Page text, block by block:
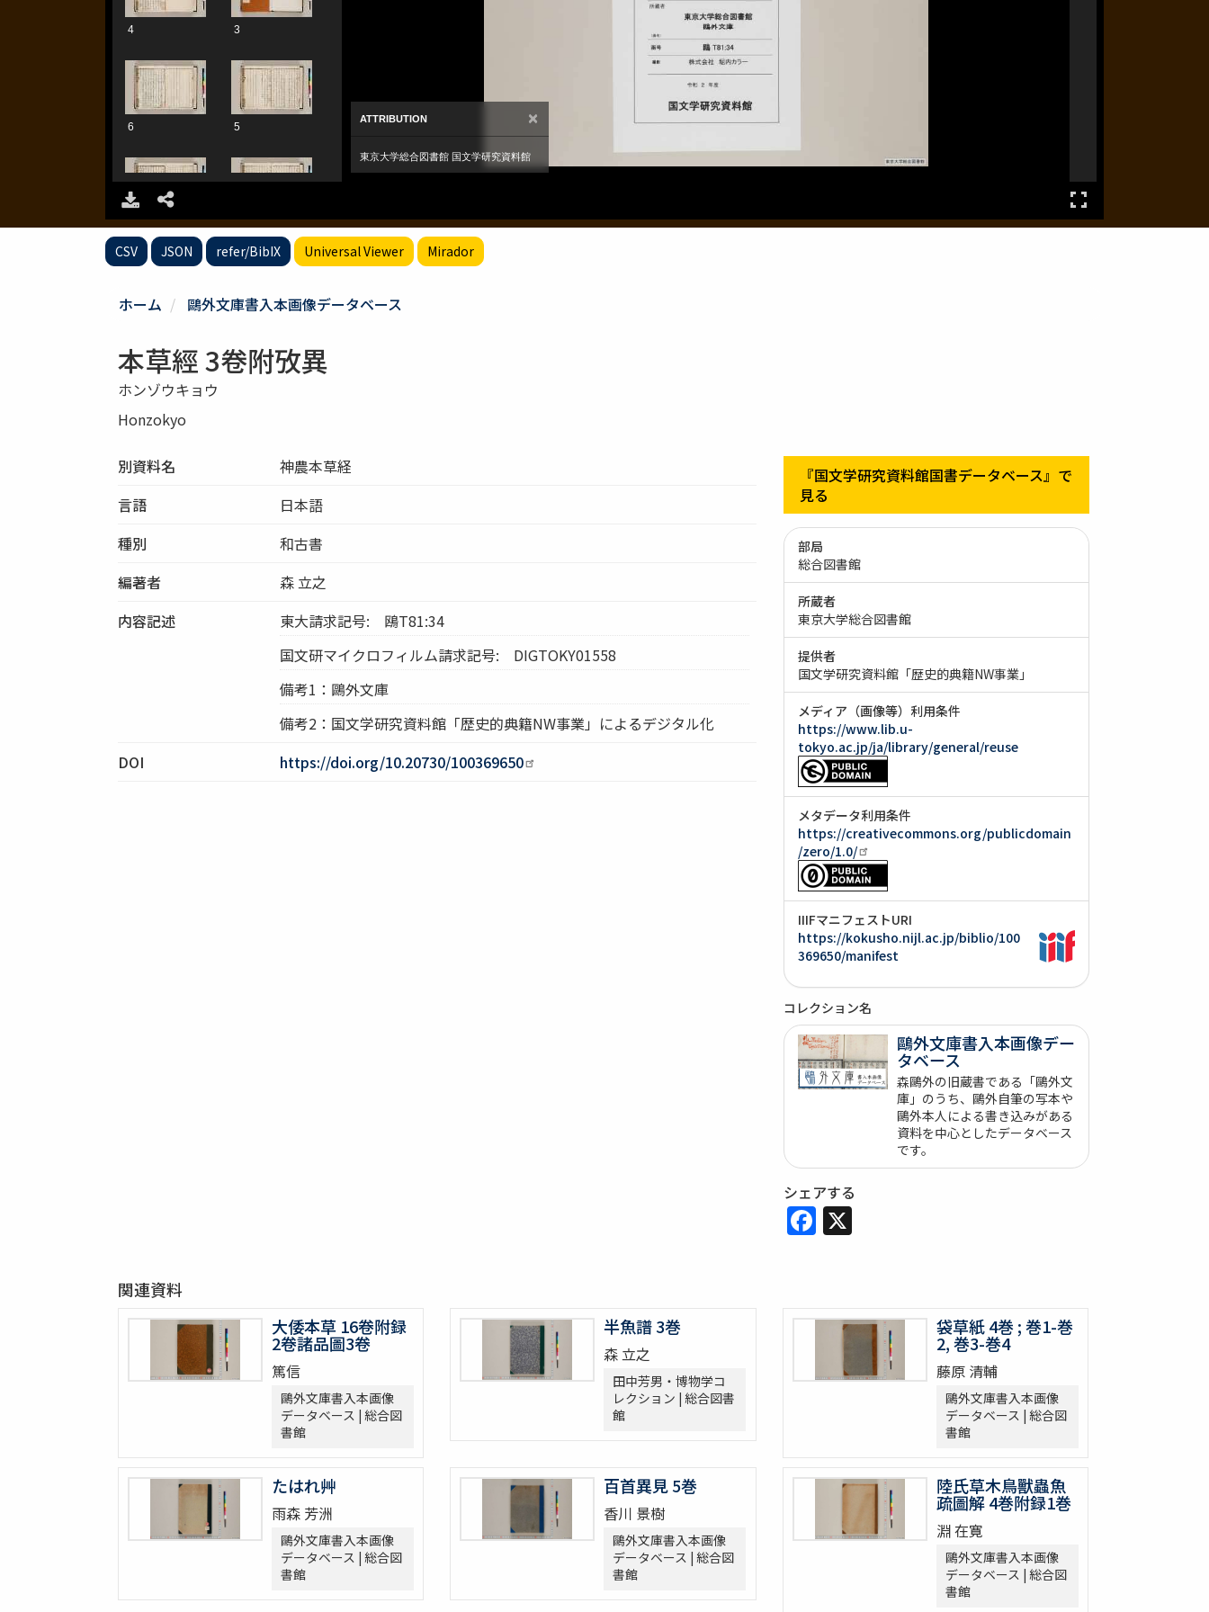
CSV JSON refer/BibIX Universal Viewer Mirador
ホーム 鷗外文庫書入本画像データベース
本草經 3卷附攷異
ホンゾウキョウ
Honzokyo
別資料名
神農本草経
言語
日本語
種別
和古書
編著者
森 立之
内容記述
東大請求記号: 鴎T81:34
国文研マイクロフィルム請求記号: DIGTOKY01558
備考1：鷗外文庫
備考2：国文学研究資料館「歴史的典籍NW事業」によるデジタル化
DOI
https://doi.org/10.20730/100369650
『国文学研究資料館国書データベース』で
見る
部局
総合図書館
所蔵者
東京大学総合図書館
提供者
国文学研究資料館「歴史的典籍NW事業」
メディア（画像等）利用条件
https://www.lib.u-
tokyo.ac.jp/ja/library/general/reuse
メタデータ利用条件
https://creativecommons.org/publicdomain
/zero/1.0/
IIIFマニフェストURI
https://kokusho.nijl.ac.jp/biblio/100
369650/manifest
コレクション名
鷗外文庫書入本画像デー
タベース
森鷗外の旧蔵書である「鷗外文
庫」のうち、鷗外自筆の写本や
鷗外本人による書き込みがある
資料を中心としたデータベース
です。
シェアする
Facebook
X
関連資料
大倭本草 16卷附録
2卷諸品圖3卷
篤信
鷗外文庫書入本画像
データベース | 総合図
書館
半魚譜 3巻
森 立之
田中芳男・博物学コ
レクション | 総合図書
館
袋草紙 4巻 ; 巻1-巻
2, 巻3-巻4
藤原 清輔
鷗外文庫書入本画像
データベース | 総合図
書館
たはれ艸
雨森 芳洲
鷗外文庫書入本画像
データベース | 総合図
書館
百首異見 5巻
香川 景樹
鷗外文庫書入本画像
データベース | 総合図
書館
陸氏草木鳥獸蟲魚
疏圖解 4巻附録1巻
淵 在寛
鷗外文庫書入本画像
データベース | 総合図
書館